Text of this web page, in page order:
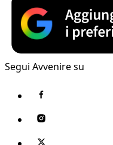
Segui Avvenire su